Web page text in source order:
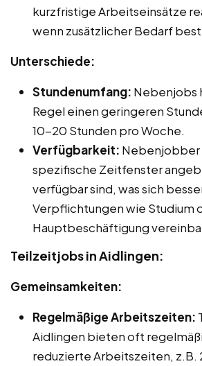
kurzfristige Arbeitseinsätze
wenn zusätzlicher Bedarf
Unterschiede:
Stundenumfang: Nebenjobs
Regel einen geringeren
10-20 Stunden pro Woche.
Verfügbarkeit:
spezifische Zeitfenster
verfügbar sind, was sich
Verpflichtungen wie Studium
Hauptbeschäftigung
Teilzeitjobs in Aidlingen:
Gemeinsamkeiten:
Regelmäßige Arbeitszeiten:
Aidlingen bieten oft
reduzierte Arbeitszeiten,